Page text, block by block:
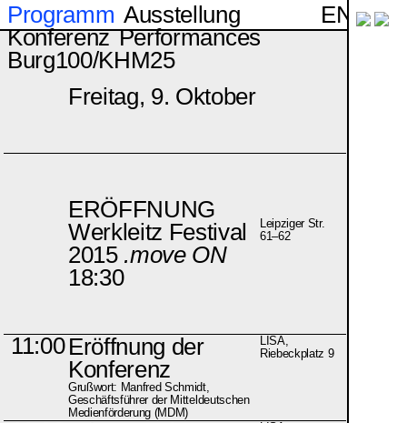
EN
Programm Ausstellung
Konferenz Performances
Burg100/KHM25
Freitag, 9. Oktober
ERÖFFNUNG
Werkleitz Festival
2015 .move ON
18:30
Leipziger Str.
61–62
11:00 Eröffnung der
Konferenz
Grußwort: Manfred Schmidt,
Geschäftsführer der Mitteldeutschen
Medienförderung (MDM)
LISA,
Riebeckplatz 9